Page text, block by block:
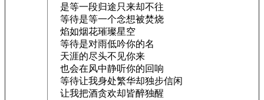
是等一段归途只来却不往
等待是等一个念想被焚烧
焰如烟花璀璨星空
等待是对雨低吟你的名
天涯的尽头不见你来
也会在风中静听你的回响
等待让我身处繁华却独步信闲
让我把酒贪欢却皆醉独醒